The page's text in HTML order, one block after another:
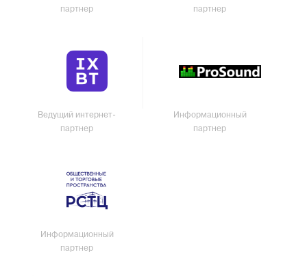
партнер
партнер
Ведущий интернет-
партнер
Информационный
партнер
Информационный
партнер